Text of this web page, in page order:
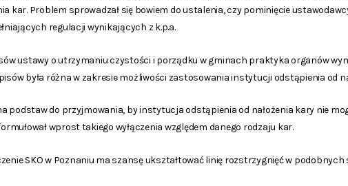
kar. Problem sprowadzał się bowiem do ustalenia, czy pominięcie
regulacji wynikających z k.p.a.
ustawy o utrzymaniu czystości i porządku w gminach praktyka organów
była różna w zakresie możliwości zastosowania instytucji odstąpienia od
podstaw do przyjmowania, by instytucja odstąpienia od nałożenia kary nie
wprost takiego wyłączenia względem danego rodzaju kar.
SKO w Poznaniu ma szansę ukształtować linię rozstrzygnięć w